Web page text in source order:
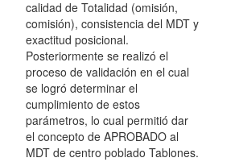
calidad de Totalidad (omisión,
comisión), consistencia del MDT y
exactitud posicional.
Posteriormente se realizó el
proceso de validación en el cual
se logró determinar el
cumplimiento de estos
parámetros, lo cual permitió dar
el concepto de APROBADO al
MDT de centro poblado Tablones.